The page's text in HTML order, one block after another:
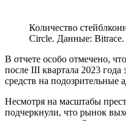
Количество
Circle. Данные: Bitrace.
В отчете особо отмечено,
после III квартала 2023 года
средств на подозрительные
Несмотря на масштабы
подчеркнули, что рынок